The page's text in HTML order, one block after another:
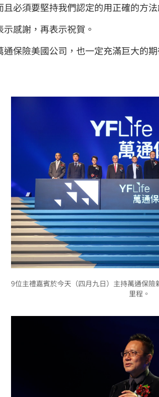
必須要堅持我們認定的用正確的方法
感謝，再表示祝賀。
保險美國公司，也一定充滿巨大的期
9位主禮嘉賓於今天（四月九日）主持萬通保
里程。